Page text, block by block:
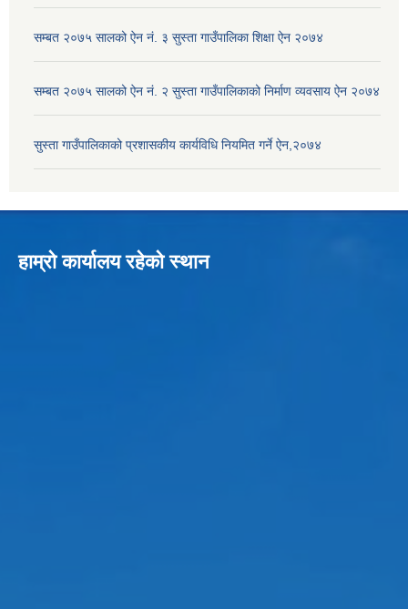
सम्बत २०७५ सालको ऐन नं. ३ सुस्ता गाउँपालिका शिक्षा ऐन २०७४
सम्बत २०७५ सालको ऐन नं. २ सुस्ता गाउँपालिकाको निर्माण व्यवसाय ऐन २०७४
सुस्ता गाउँपालिकाको प्रशासकीय कार्यविधि नियमित गर्ने ऐन,२०७४
हाम्रो कार्यालय रहेको स्थान